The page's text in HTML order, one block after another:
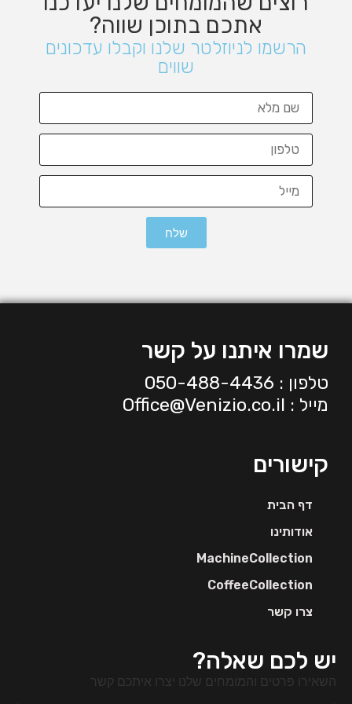
אתכם בתוכן שווה?
הרשמו לניוזלטר שלנו וקבלו עדכונים
שווים
שלח
יש לכם שאלה?
השאירו פרטים והמומחים שלנו יצרו איתכם קשר
קישורים
דף הבית
אודותינו
MachineCollection
CoffeeCollection
צרו קשר
שמרו איתנו על קשר
טלפון : 050-488-4436
מייל : Office@Venizio.co.il
שלח